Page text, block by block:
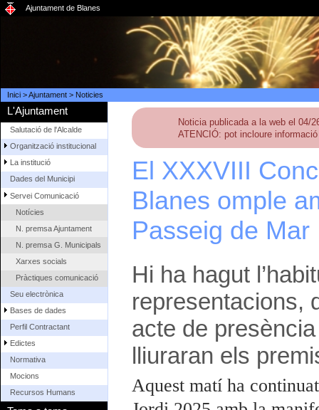
Ajuntament de Blanes
Inici>Ajuntament> Noticies
L'Ajuntament
Salutació de l'Alcalde
Organització institucional
La institució
Dades del Municipi
Servei Comunicació
Notícies
N. premsa Ajuntament
N. premsa G. Municipals
Xarxes socials
Pràctiques comunicació
Seu electrònica
Bases de dades
Perfil Contractant
Edictes
Normativa
Mocions
Recursos Humans
Noticia publicada a la web el 04/
ATENCIÓ: pot incloure
El XXXVIII
Blanes omple
Passeig de Mar
Hi ha hagut
representacions,
acte de
lliuraran els
Aquest matí ha